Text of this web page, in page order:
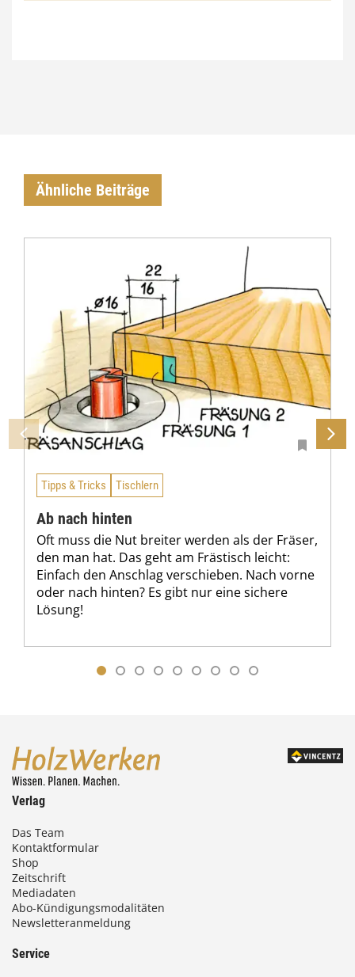
Ähnliche Beiträge
Tipps & Tricks Tischlern
Ab nach hinten
Oft muss die Nut breiter werden als der Fräser,
den man hat. Das geht am Frästisch leicht:
Einfach den Anschlag verschieben. Nach vorne
oder nach hinten? Es gibt nur eine sichere
Lösung!
Verlag
Das Team
Kontaktformular
Shop
Zeitschrift
Mediadaten
Abo-Kündigungsmodalitäten
Newsletteranmeldung
Service